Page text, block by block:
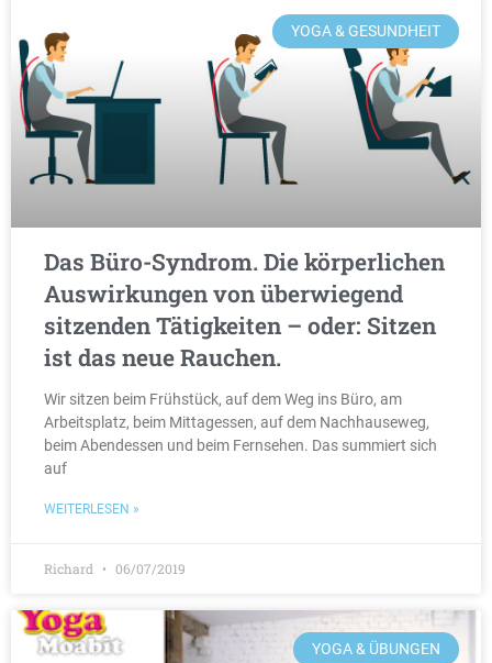
YOGA & GESUNDHEIT
Das Büro-Syndrom. Die körperlichen
Auswirkungen von überwiegend
sitzenden Tätigkeiten – oder: Sitzen
ist das neue Rauchen.
Wir sitzen beim Frühstück, auf dem Weg ins Büro, am
Arbeitsplatz, beim Mittagessen, auf dem Nachhauseweg,
beim Abendessen und beim Fernsehen. Das summiert sich
auf
WEITERLESEN »
Richard 06/07/2019
YOGA & ÜBUNGEN